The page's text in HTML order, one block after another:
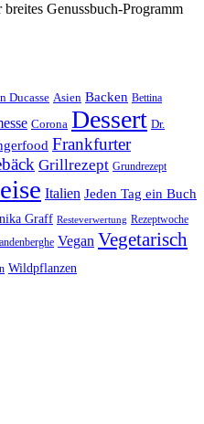
Genussbuch-Programm
Ducasse Asien Backen Bettina
Corona Dessert Dr.
Frankfurter
Grillrezept Grundrezept
Italien Jeden Tag ein Buch
Graff Resteverwertung Rezeptwoche
Vegan Vegetarisch
Wildpflanzen